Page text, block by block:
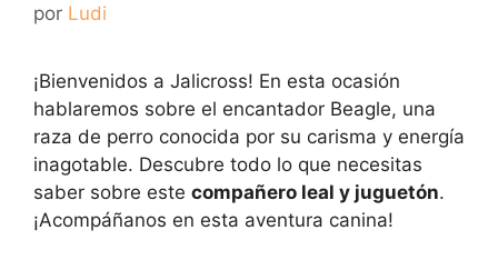
por Ludi
¡Bienvenidos a Jalicross! En esta ocasión
hablaremos sobre el encantador Beagle, una
raza de perro conocida por su carisma y energía
inagotable. Descubre todo lo que necesitas
saber sobre este compañero leal y juguetón.
¡Acompáñanos en esta aventura canina!